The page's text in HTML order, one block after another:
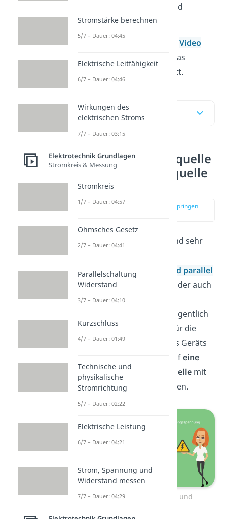
und ihrem Innenwiderstand
ausgedrückt.
Schau auch direkt in unserVideo
rein. Darin zeigen wir dir das
Vorgehen Schritt für Schritt.
Inhaltsübersicht
Ersatzspannungsquelle
und Ersatzstromquelle
einfach erklärt
zur Stelle im Video springen
Viele elektrische Geräte sind sehr
kompliziert aufgebaut und
enthalten viele in
Reihe und parallel
geschaltete Widerstände oder auch
mehrere Strom- und
Spannungsquellen. Aber eigentlich
interessierst du dich nur für die
Ausgangsspannung deines Geräts
und willst die Schaltung aufeine
Spannungs- oder Stromquellemit
Innenwiderstand
reduzieren.
Ersatzspannungsquelle und
Stromstärke berechnen
5/7 – Dauer: 04:45
Elektrische Leitfähigkeit
6/7 – Dauer: 04:46
Wirkungen des
elektrischen Stroms
7/7 – Dauer: 03:15
Elektrotechnik Grundlagen
Stromkreis & Messung
Stromkreis
1/7 – Dauer: 04:57
Ohmsches Gesetz
2/7 – Dauer: 04:41
Parallelschaltung
Widerstand
3/7 – Dauer: 04:10
Kurzschluss
4/7 – Dauer: 01:49
Technische und
physikalische
Stromrichtung
5/7 – Dauer: 02:22
Elektrische Leistung
6/7 – Dauer: 04:21
Strom, Spannung und
Widerstand messen
7/7 – Dauer: 04:29